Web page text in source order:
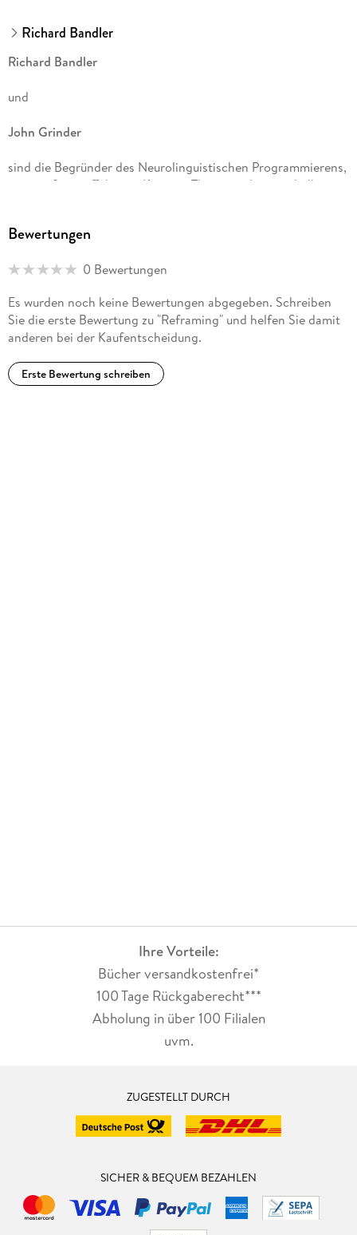
Richard Bandler
Richard Bandler
und
John Grinder
sind die Begründer des Neurolinguistischen Programmierens,
einer äußerst effektiven Kurzzeit-Therapie, die innerhalb
Bewertungen
0 Bewertungen
Es wurden noch keine Bewertungen abgegeben. Schreiben
Sie die erste Bewertung zu "Reframing" und helfen Sie damit
anderen bei der Kaufentscheidung.
Erste Bewertung schreiben
Ihre Vorteile:
Bücher versandkostenfrei*
100 Tage Rückgaberecht***
Abholung in über 100 Filialen
uvm.
ZUGESTELLT DURCH
SICHER & BEQUEM BEZAHLEN